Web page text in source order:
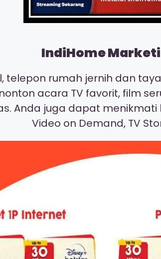
IndiHome
telepon rumah jernih dan
acara TV favorit, film
Anda juga dapat
Video on Demand, TV